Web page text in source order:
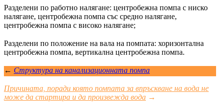
Разделени по работно налягане: центробежна помпа с ниско
налягане, центробежна помпа със средно налягане,
центробежна помпа с високо налягане;
Разделени по положение на вала на помпата: хоризонтална
центробежна помпа, вертикална центробежна помпа.
← Структура на канализационната помпа
Причината, поради която помпата за впръскване на вода не
може да стартира и да произвежда вода →